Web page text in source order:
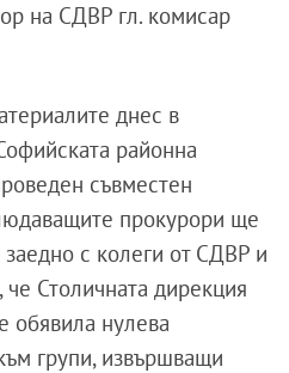
на СДВР гл. комисар
днес в
районна
съвместен
прокурори ще
заедно с колеги от СДВР и
Столичната дирекция
обявила нулева
групи, извършващи